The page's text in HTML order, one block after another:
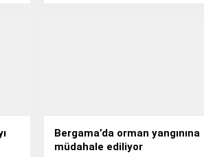
Bergama’da orman yangınına
müdahale ediliyor